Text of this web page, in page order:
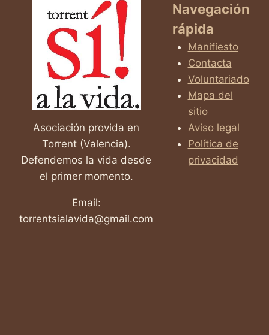
PLANEADO:
LA
DECISIÓN
QUE
CAMBIA
VIDAS
Asociación provida en
Torrent (Valencia).
Defendemos la vida desde
el primer momento.
Email:
torrentsialavida@gmail.com
Navegación
rápida
Manifiesto
Contacta
Voluntariado
Mapa del
sitio
Aviso legal
Política de
privacidad